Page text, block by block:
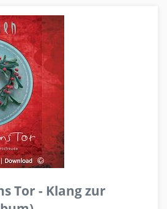
Tor - Klang zur